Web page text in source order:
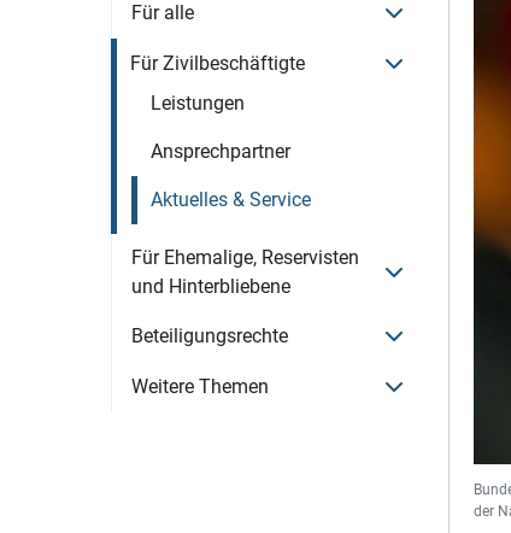
Für alle
Für Zivilbeschäftigte
Leistungen
Ansprechpartner
Aktuelles & Service
Für Ehemalige, Reservisten
und Hinterbliebene
Beteiligungsrechte
Weitere Themen
der